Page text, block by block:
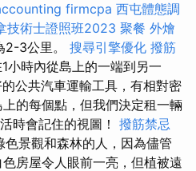
firmcpa 西屯體態調
技術士證照班2023 聚餐 外燴
2-3公里。 搜尋引擎優化 撥筋
小時內從島上的一端到另一
公共汽車運輸工具，有相對密
的每個點，但我們決定租一輛
時會記住的視圖！ 撥筋禁忌
景觀和森林的人，因為儘管
房屋令人眼前一亮，但植被遠